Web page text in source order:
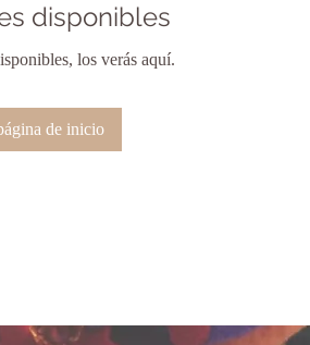
disponibles
los verás aquí.
de inicio